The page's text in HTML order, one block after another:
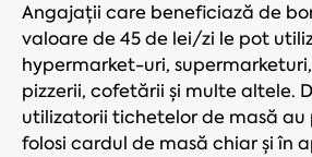
Angajații care beneficiază de
valoare de 45 de lei/zi le pot
hypermarket-uri,
pizzerii, cofetării și multe altele.
utilizatorii tichetelor de masă
folosi cardul de masă chiar și în